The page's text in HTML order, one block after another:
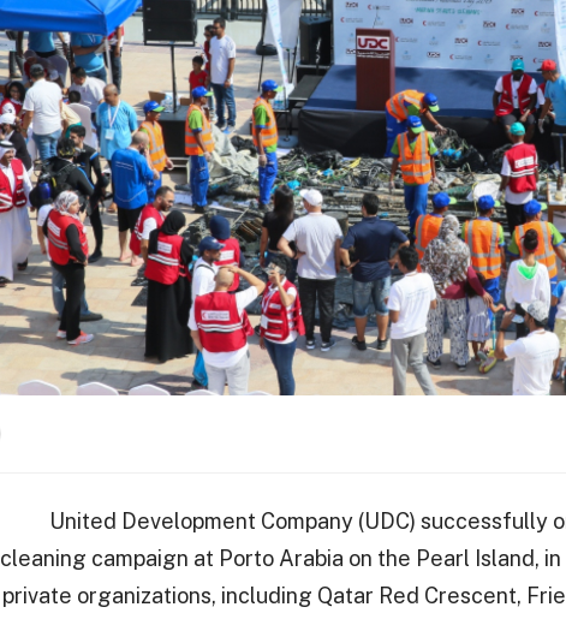
United Development Company (UDC) successfully
cleaning campaign at Porto Arabia on the Pearl Island,
private organizations, including Qatar Red Crescent,